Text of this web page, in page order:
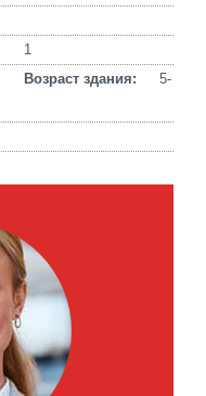
1
Возраст здания:
5-